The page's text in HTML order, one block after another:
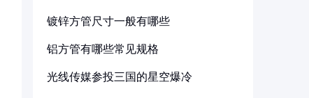
镀锌方管尺寸一般有哪些
铝方管有哪些常见规格
光线传媒参投三国的星空爆冷